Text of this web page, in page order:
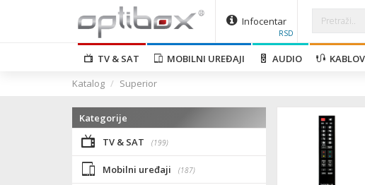
Infocentar
RSD
TV & SAT MOBILNI UREĐAJI AUDIO
Katalog
Superior
Kategorije
TV & SAT
(199)
Mobilni uređaji (187)